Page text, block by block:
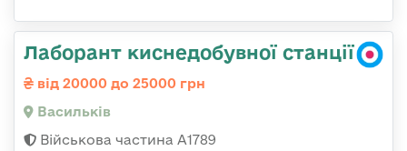
Лаборант киснедобувної станції
від 20000 до 25000 грн
Васильків
Військова частина А1789